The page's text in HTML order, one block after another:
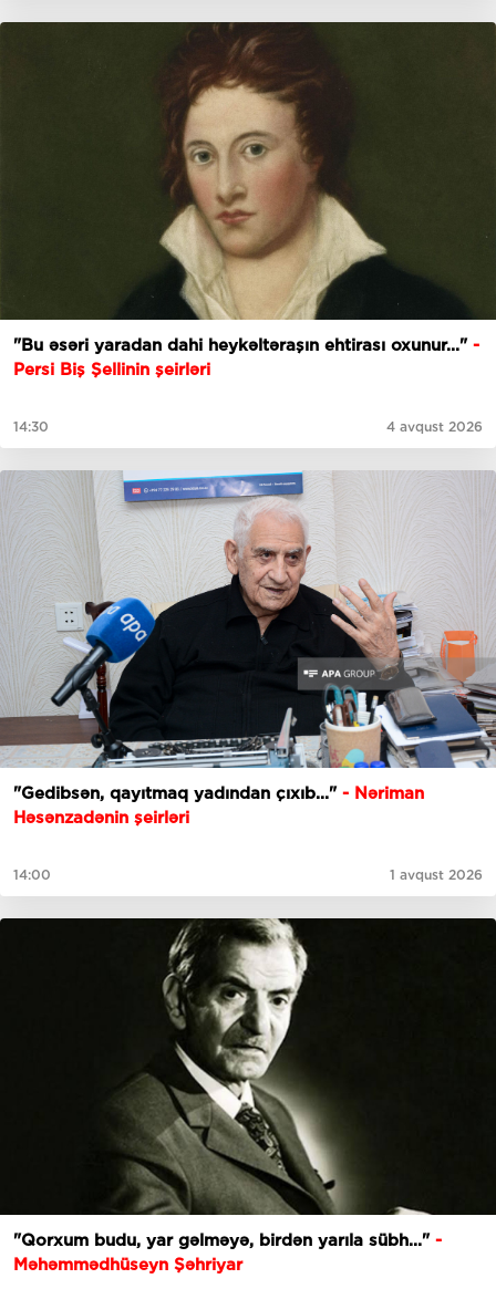
"Bu əsəri yaradan dahi heykəltəraşın ehtirası oxunur..." -
Persi Biş Şellinin şeirləri
14:30 4 avqust 2026
"Gedibsәn, qayıtmaq yadından çıxıb..." - Nəriman
Həsənzadənin şeirləri
14:00 1 avqust 2026
"Qorxum budu, yar gəlməyə, birdən yarıla sübh..." -
Məhəmmədhüseyn Şəhriyar